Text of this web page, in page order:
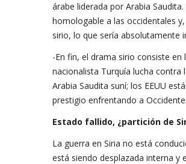
árabe liderada por Arabia
homologable a las occidentales
sirio, lo que sería absolutamente
-En fin, el drama sirio consiste
nacionalista Turquía lucha contra
Arabia Saudita suní; los EEUU
prestigio enfrentando a
Estado fallido, ¿partición de
La guerra en Siria no está
está siendo desplazada interna y